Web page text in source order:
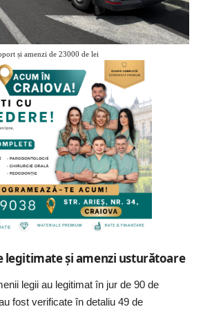
și amenzi de 23000 de lei
legitimate și amenzi usturătoare
legii au legitimat în jur de 90 de
fost verificate în detaliu 49 de